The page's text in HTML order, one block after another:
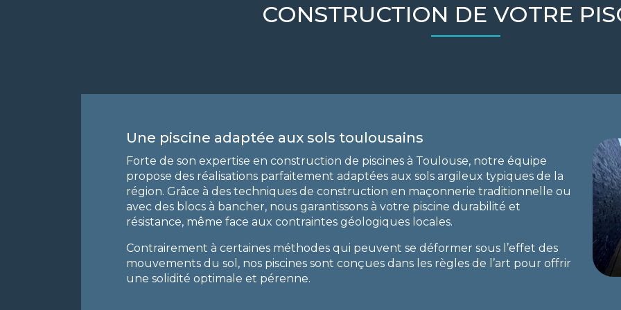
CONSTRUCTION DE VOTRE
Une piscine adaptée aux sols toulousains
Forte de son expertise en construction de piscines à Toulouse, notre équipe
propose des réalisations parfaitement adaptées aux sols argileux typiques de la
région. Grâce à des techniques de construction en maçonnerie traditionnelle ou
avec des blocs à bancher, nous garantissons à votre piscine durabilité et
résistance, même face aux contraintes géologiques locales.
Contrairement à certaines méthodes qui peuvent se déformer sous l’effet des
mouvements du sol, nos piscines sont conçues dans les règles de l’art pour offrir
une solidité optimale et pérenne.